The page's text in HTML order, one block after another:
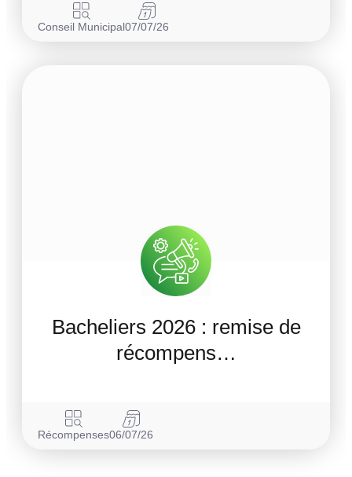
Conseil Municipal07/07/26
Bacheliers 2026 : remise de
récompens…
Récompenses06/07/26